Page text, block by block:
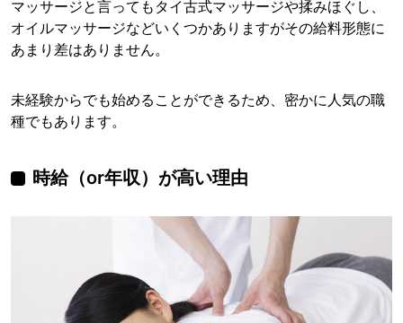
マッサージと言ってもタイ古式マッサージや揉みほぐし、
オイルマッサージなどいくつかありますがその給料形態に
あまり差はありません。
未経験からでも始めることができるため、密かに人気の職
種でもあります。
時給（or年収）が高い理由